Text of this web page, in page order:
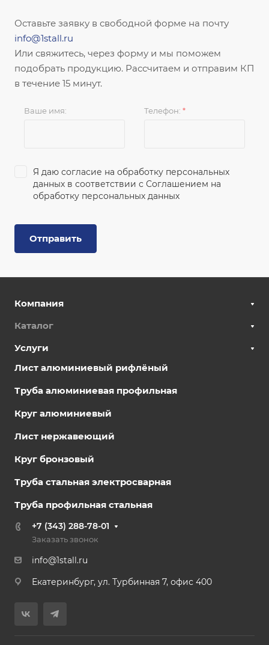
Оставьте заявку в свободной форме на почту
info@1stall.ru
Или свяжитесь, через форму и мы поможем
подобрать продукцию. Рассчитаем и отправим КП
в течение 15 минут.
Ваше имя: Телефон: *
Я даю согласие на обработку персональных
данных в соответствии с Соглашением на
обработку персональных данных
Отправить
Компания
Каталог
Услуги
Лист алюминиевый рифлёный
Труба алюминиевая профильная
Круг алюминиевый
Лист нержавеющий
Круг бронзовый
Труба стальная электросварная
Труба профильная стальная
+7 (343) 288-78-01
Заказать звонок
info@1stall.ru
Екатеринбург, ул. Турбинная 7, офис 400